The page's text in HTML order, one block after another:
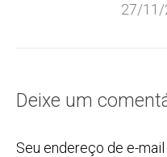
27/11/
Deixe um
Seu endereço de e-